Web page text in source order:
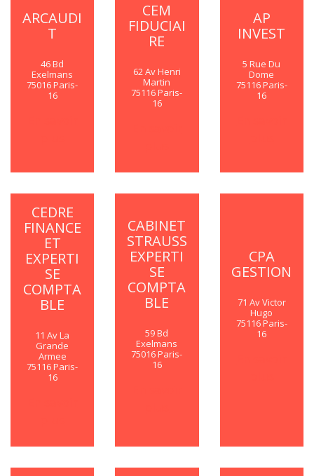
ARCAUDI
T
46 Bd
Exelmans
75016 Paris-
16
CEM
FIDUCIAI
RE
62 Av Henri
Martin
75116 Paris-
16
AP
INVEST
5 Rue Du
Dome
75116 Paris-
16
CEDRE
FINANCE
ET
EXPERTI
SE
COMPTA
BLE
11 Av La
Grande
Armee
75116 Paris-
16
CABINET
STRAUSS
EXPERTI
SE
COMPTA
BLE
59 Bd
Exelmans
75016 Paris-
16
CPA
GESTION
71 Av Victor
Hugo
75116 Paris-
16